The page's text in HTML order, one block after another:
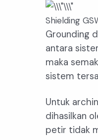
Shielding
Grounding
antara
maka
sistem
Untuk
dihasilkan
petir tidak